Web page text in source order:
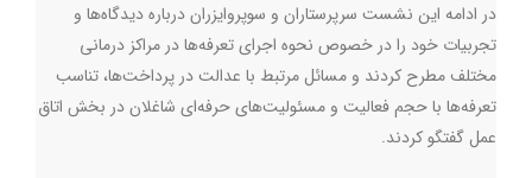
در ادامه این نشست سرپرستاران و سوپروایزران درباره دیدگاه‌ها و
تجربیات خود را در خصوص نحوه اجرای تعرفه‌ها در مراکز درمانی
مختلف مطرح کردند و مسائل مرتبط با عدالت در پرداخت‌ها، تناسب
تعرفه‌ها با حجم فعالیت و مسئولیت‌های حرفه‌ای شاغلان در بخش اتاق
عمل گفتگو کردند.